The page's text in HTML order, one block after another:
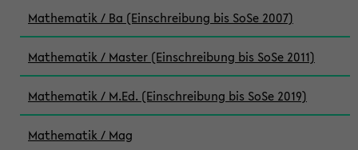
Mathematik / Ba (Einschreibung bis SoSe 2007)
Mathematik / Master (Einschreibung bis SoSe 2011)
Mathematik / M.Ed. (Einschreibung bis SoSe 2019)
Mathematik / Mag